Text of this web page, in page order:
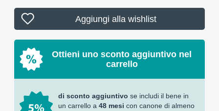
Aggiungi alla wishlist
Ottieni uno sconto aggiuntivo nel
carrello
di sconto aggiuntivo se includi il bene in
un carrello a 48 mesi con canone di almeno